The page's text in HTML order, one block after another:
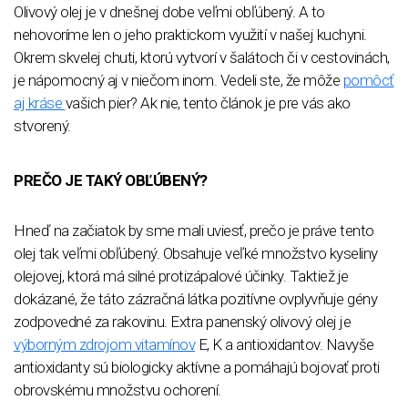
Olivový olej je v dnešnej dobe veľmi obľúbený. A to
nehovoríme len o jeho praktickom využití v našej kuchyni.
Okrem skvelej chuti, ktorú vytvorí v šalátoch či v cestovinách,
je nápomocný aj v niečom inom. Vedeli ste, že môže pomôcť
aj kráse vašich pier? Ak nie, tento článok je pre vás ako
stvorený.
PREČO JE TAKÝ OBĽÚBENÝ?
Hneď na začiatok by sme mali uviesť, prečo je práve tento
olej tak veľmi obľúbený. Obsahuje veľké množstvo kyseliny
olejovej, ktorá má silné protizápalové účinky. Taktiež je
dokázané, že táto zázračná látka pozitívne ovplyvňuje gény
zodpovedné za rakovinu. Extra panenský olivový olej je
výborným zdrojom vitamínovE, K a antioxidantov. Navyše
antioxidanty sú biologicky aktívne a pomáhajú bojovať proti
obrovskému množstvu ochorení.